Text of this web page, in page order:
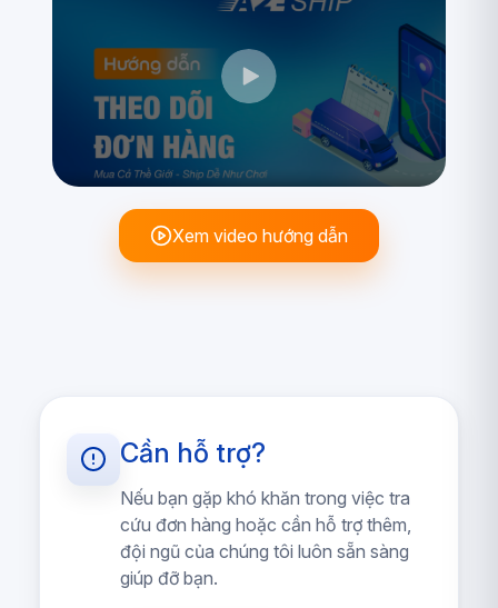
Xem video hướng dẫn
Cần hỗ trợ?
Nếu bạn gặp khó khăn trong việc tra
cứu đơn hàng hoặc cần hỗ trợ thêm,
đội ngũ của chúng tôi luôn sẵn sàng
giúp đỡ bạn.